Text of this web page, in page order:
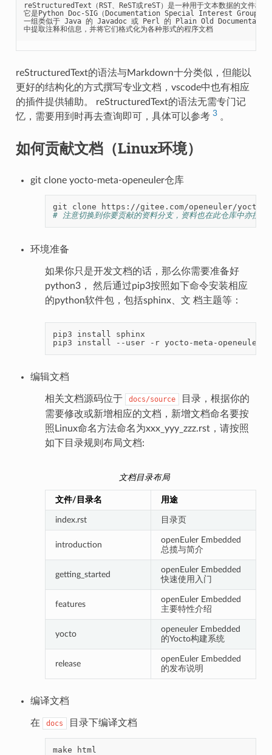
reStructuredText（RST、ReST或reST）是一种用于文本数据的文件格
它是Python Doc-SIG（Documentation Special Interest Group）的
一组类似于 Java 的 Javadoc 或 Perl 的 Plain Old Documentation
中提取注释和信息，并将它们格式化为各种形式的程序文档
reStructuredText的语法与Markdown十分类似，但能以
更好的结构化的方式撰写专业文档，vscode中也有相应
的插件提供辅助。 reStructuredText的语法无需专门记
忆，需要用到时再去查询即可，具体可以参考 3。
如何贡献文档（Linux环境）
git clone yocto-meta-openeuler仓库
git
clone
# 注意切换到你要贡献的资料分支，资料也在此仓库中亦按分
环境准备
如果你只是开发文档的话，那么你需要准备好
python3， 然后通过pip3按照如下命令安装相应
的python软件包，包括sphinx、文 档主题等：
pip3 install
sphinx
pip3
install --user -r
编辑文档
相关文档源码位于 docs/source
目录，根据你的
需要修改或新增相应的文档，新增文档命名要按
照Linux命名方法命名为xxx_yyy_zzz.rst，请按照
如下目录规则布局文档:
文档目录布局
文件/目录名 用途
index.rst 目录页
introduction
openEuler Embedded
总揽与简介
getting_started
openEuler Embedded
快速使用入门
features
openEuler Embedded
主要特性介绍
yocto
openeuler Embedded
的Yocto构建系统
release
openEuler Embedded
的发布说明
编译文档
在 docs 目录下编译文档
make